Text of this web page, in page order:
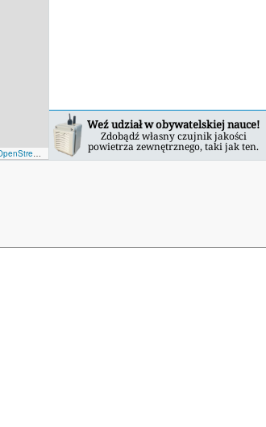
contributors ; Map render ©Tracestrack
Weź udział w obywatelskiej nauce!
Zdobądź własny czujnik jakości
powietrza zewnętrznego, taki jak ten.